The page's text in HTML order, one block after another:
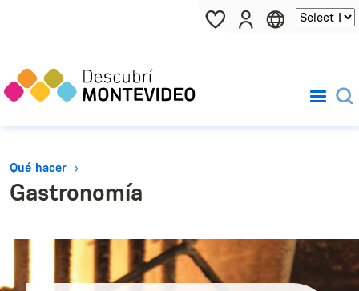
Pasar al contenido principal
Qué hacer
Gastronomía